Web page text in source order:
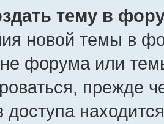
тему в
новой темы в
форума или
прежде
доступа